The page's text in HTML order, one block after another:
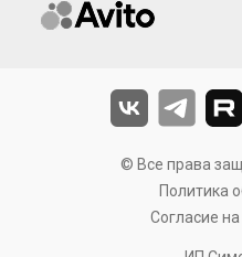
© Все права
Политика
Согласие